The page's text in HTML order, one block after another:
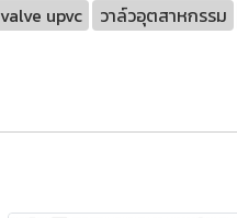
valve upvc วาล์วอุตสาหกรรม